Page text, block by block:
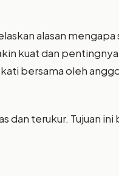
alasan
kuat dan
bersama oleh
dan terukur. Tujuan